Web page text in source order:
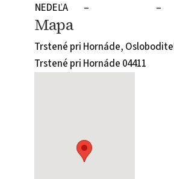
NEDEĽA
– –
Mapa
Trstené pri Hornáde,
Trstené pri Hornáde 04411